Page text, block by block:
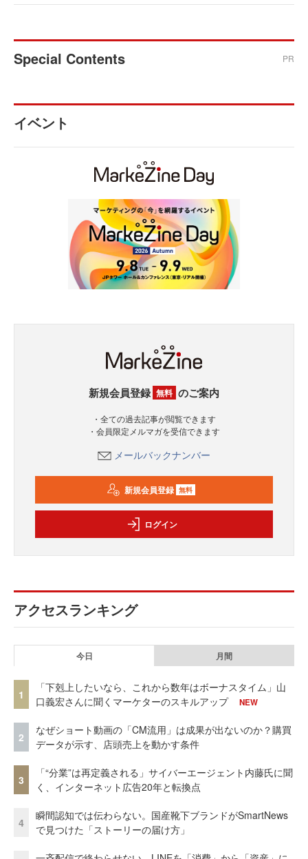
Special Contents PR
イベント
新規会員登録 無料 のご案内
・全ての過去記事が閲覧できます
・会員限定メルマガを受信できます
メールバックナンバー
新規会員登録 無料
ログイン
アクセスランキング
今日 月間
1
「下剋上したいなら、これから数年はボーナスタイム」山
口義宏さんに聞くマーケターのスキルアップ
NEW
2
なぜショート動画の「CM流用」は成果が出ないのか？購買
データが示す、店頭売上を動かす条件
3
「“分業”は再定義される」サイバーエージェント内藤氏に聞
く、インターネット広告20年と転換点
4
瞬間認知では伝わらない。国産靴下ブランドがSmartNews
で見つけた「ストーリーの届け方」